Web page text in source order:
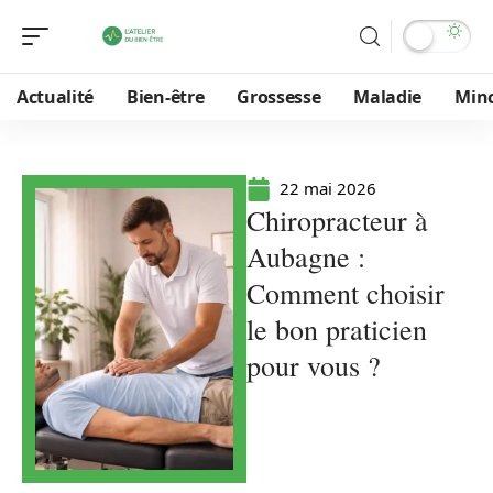
Actualité Bien-être Grossesse Maladie
22 mai 2026
Chiropracteur à
Aubagne :
Comment choisir
le bon praticien
pour vous ?